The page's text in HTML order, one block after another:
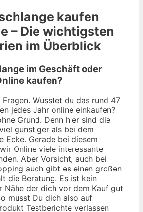
kaufen
– Die wichtigsten
im Überblick
im Geschäft oder
kaufen?
Wusstet du das rund 47
jedes Jahr online einkaufen?
Grund. Denn hier sind die
günstiger als bei dem
Ecke. Gerade bei diesem
Online viele interessante
Aber Vorsicht, auch bei
auch gibt es einen großen
die Beratung. Es ist kein
Nähe der dich vor dem Kauf gut
musst Du dich also auf
Testberichte verlassen